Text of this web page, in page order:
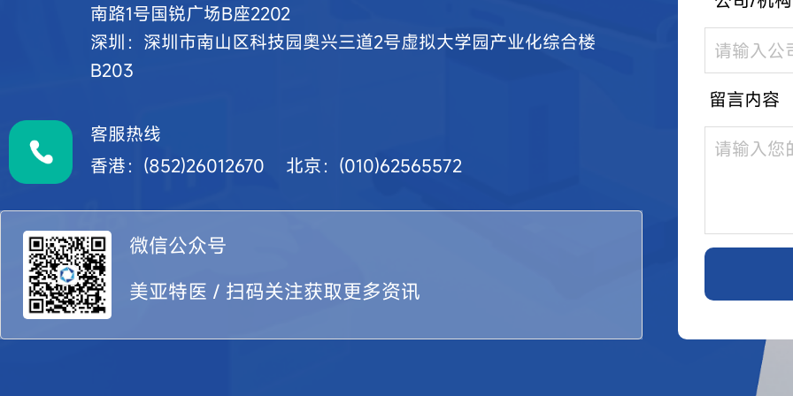
南路1号国锐广场B座2202
深圳：深圳市南山区科技园奥兴三道2号虚拟大学园产业化综合楼
B203
客服热线
香港：(852)26012670 北京：(010)62565572
微信公众号
美亚特医 / 扫码关注获取更多资讯
留言内容